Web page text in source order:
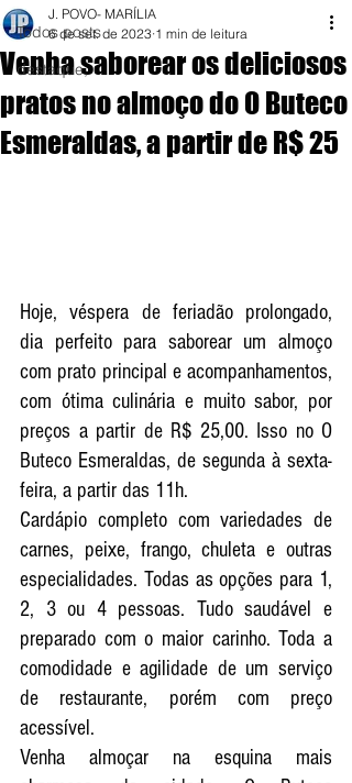
Todos posts
destaque,
Venha saborear os deliciosos
pratos no almoço do O Buteco
Esmeraldas, a partir de R$ 25
J. POVO- MARÍLIA
6 de set. de 2023 1 min de leitura
Hoje, véspera de feriadão prolongado,
dia perfeito para saborear um almoço
com prato principal e acompanhamentos,
com ótima culinária e muito sabor, por
preços a partir de R$ 25,00. Isso no O
Buteco Esmeraldas, de segunda à sexta-
feira, a partir das 11h.
Cardápio completo com variedades de
carnes, peixe, frango, chuleta e outras
especialidades. Todas as opções para 1,
2, 3 ou 4 pessoas. Tudo saudável e
preparado com o maior carinho. Toda a
comodidade e agilidade de um serviço
de restaurante, porém com preço
acessível.
Venha almoçar na esquina mais